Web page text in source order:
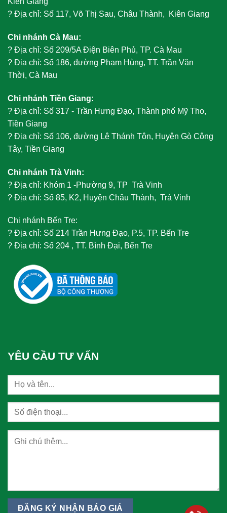
? Địa chỉ: Số 117, Võ Thị Sau, Châu Thành, Kiên Giang
Chi nhánh Cà Mau:
? Địa chỉ: Số 209/5A Điện Biên Phủ, TP. Cà Mau
? Địa chỉ: Số 186, đường Phạm Hùng, TT. Trần Văn
Thời, Cà Mau
Chi nhánh Tiền Giang:
? Địa chỉ: Số 317 - Trần Hưng Đạo, Thành phố Mỹ Tho,
Tiền Giang
? Địa chỉ: Số 106, đường Lê Thánh Tôn, Huyện Gò Công
Tây, Tiền Giang
Chi nhánh Trà Vinh:
? Địa chỉ: Khóm 1 -Phường 9, TP Trà Vinh
? Địa chỉ: Số 85, K2, Huyện Châu Thành, Trà Vinh
Chi nhánh Bến Tre:
? Địa chỉ: Số 214 Trần Hưng Đạo, P.5, TP. Bến Tre
? Địa chỉ: Số 204 , TT. Bình Đại, Bến Tre
YÊU CẦU TƯ VẤN